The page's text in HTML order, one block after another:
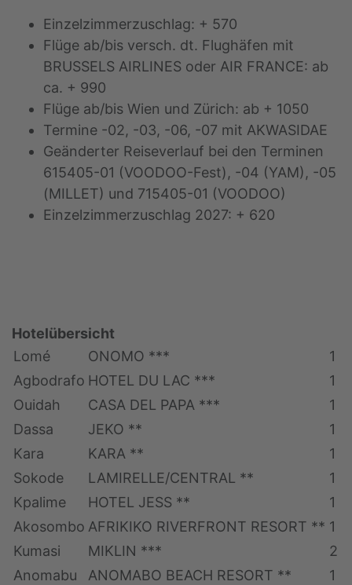
Einzelzimmerzuschlag: + 570
Flüge ab/bis versch. dt. Flughäfen mit
BRUSSELS AIRLINES oder AIR FRANCE: ab
ca. + 990
Flüge ab/bis Wien und Zürich: ab + 1050
Termine -02, -03, -06, -07 mit AKWASIDAE
Geänderter Reiseverlauf bei den Terminen
615405-01 (VOODOO-Fest), -04 (YAM), -05
(MILLET) und 715405-01 (VOODOO)
Einzelzimmerzuschlag 2027: + 620
Hotelübersicht
Lomé
ONOMO ***
1
Agbodrafo HOTEL DU LAC ***
1
Ouidah
CASA DEL PAPA ***
1
Dassa
JEKO **
1
Kara
KARA **
1
Sokode
LAMIRELLE/CENTRAL **
1
Kpalime
HOTEL JESS **
1
Akosombo AFRIKIKO RIVERFRONT RESORT ** 1
Kumasi
MIKLIN ***
2
Anomabu
ANOMABO BEACH RESORT **
1